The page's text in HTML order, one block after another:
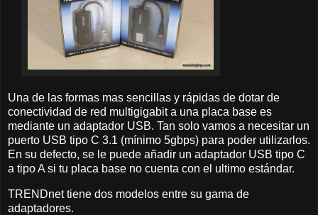
Una de las formas mas sencillas y rápidas de dotar de
conectividad de red multigigabit a una placa base es
mediante un adaptador USB. Tan solo vamos a necesitar un
puerto USB tipo C 3.1 (mínimo 5gbps) para poder utilizarlos.
En su defecto, se le puede añadir un adaptador USB tipo C
a tipo A si tu placa base no cuenta con el ultimo estándar.
TRENDnet tiene dos modelos entre su gama de
adaptadores.